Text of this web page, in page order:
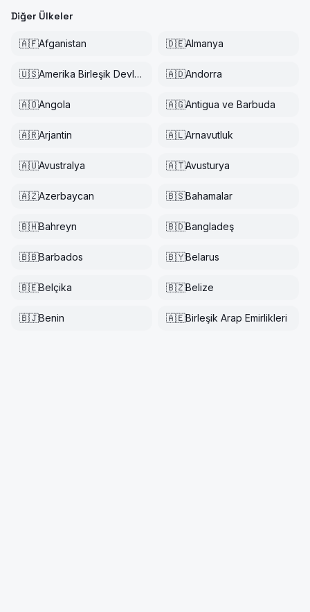
Diğer Ülkeler
🇦🇫Afganistan 🇩🇪Almanya
🇺🇸 Amerika Birleşik Devletleri 🇦🇩Andorra
🇦🇴Angola 🇦🇬Antigua ve Barbuda
🇦🇷Arjantin 🇦🇱Arnavutluk
🇦🇺Avustralya 🇦🇹Avusturya
🇦🇿Azerbaycan 🇧🇸Bahamalar
🇧🇭Bahreyn 🇧🇩Bangladeş
🇧🇧Barbados 🇧🇾Belarus
🇧🇪Belçika 🇧🇿Belize
🇧🇯Benin 🇦🇪Birleşik Arap Emirlikleri